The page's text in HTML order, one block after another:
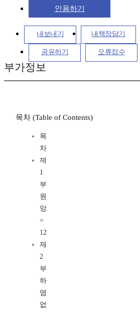
인용하기
내보내기 내책장담기
공유하기 오류접수
부가정보
목차 (Table of Contents)
목
차
제
1
부
원
앙
=
12
제
2
부
하
염
없